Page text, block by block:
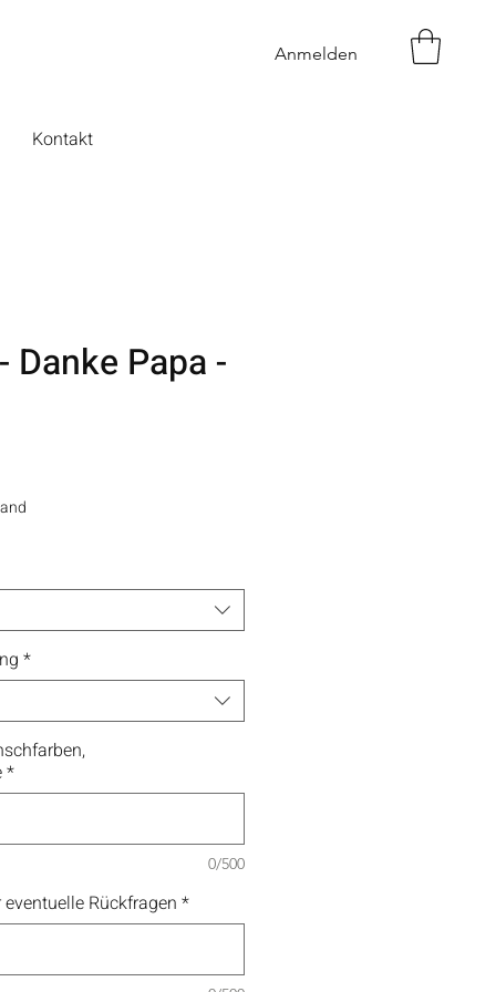
Anmelden
Kontakt
Danke Papa -
*
*
0/500
Rückfragen *